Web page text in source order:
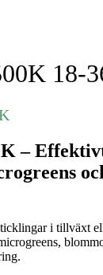
18-
till
628 SEK
–
i tillväxt